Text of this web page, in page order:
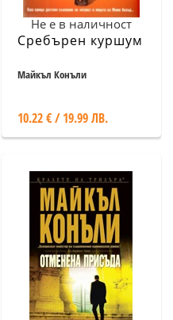
Не е в наличност
Сребърен куршум
Майкъл Конъли
10.22 € / 19.99 ЛВ.